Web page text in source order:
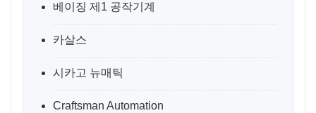
베이징 제1 공작기계
카살스
시카고 뉴매틱
Craftsman Automation